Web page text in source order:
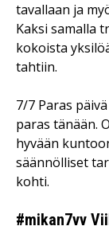
tavallaan ja
Kaksi samalla
kokoista
tahtiin.
7/7 Paras
paras tänään.
hyvään
säännölliset
kohti.
#mikan7vv